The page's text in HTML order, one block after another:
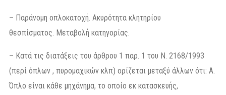
– Παράνομη οπλοκατοχή. Ακυρότητα κλητηρίου
θεσπίσματος. Μεταβολή κατηγορίας.
– Κατά τις διατάξεις του άρθρου 1 παρ. 1 του Ν. 2168/1993
(περί όπλων , πυρομαχικών κλπ) ορίζεται μεταξύ άλλων ότι: Α.
Όπλο είναι κάθε μηχάνημα, το οποίο εκ κατασκευής,